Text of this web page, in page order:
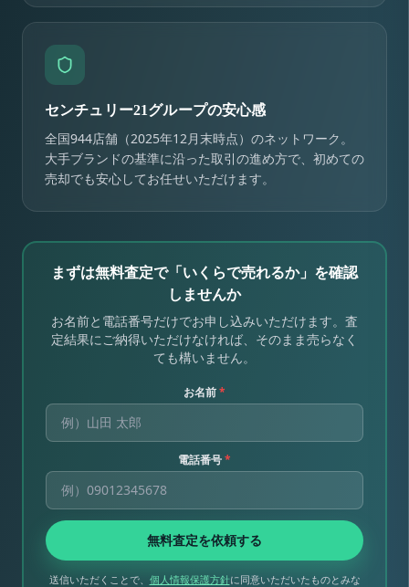
センチュリー21グループの安心感
全国944店舗（2025年12月末時点）のネットワーク。
大手ブランドの基準に沿った取引の進め方で、初めての
売却でも安心してお任せいただけます。
まずは無料査定で「いくらで売れるか」を確認
しませんか
お名前と電話番号だけでお申し込みいただけます。査
定結果にご納得いただけなければ、そのまま売らなく
ても構いません。
お名前*
電話番号*
無料査定を依頼する
送信いただくことで、 個人情報保護方針に同意いただいたものとみな